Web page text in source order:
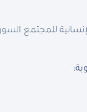
للمجتمع
: